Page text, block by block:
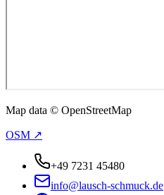
Map data © OpenStreetMap
OSM ↗
+49 7231 45480
info@lausch-schmuck.de